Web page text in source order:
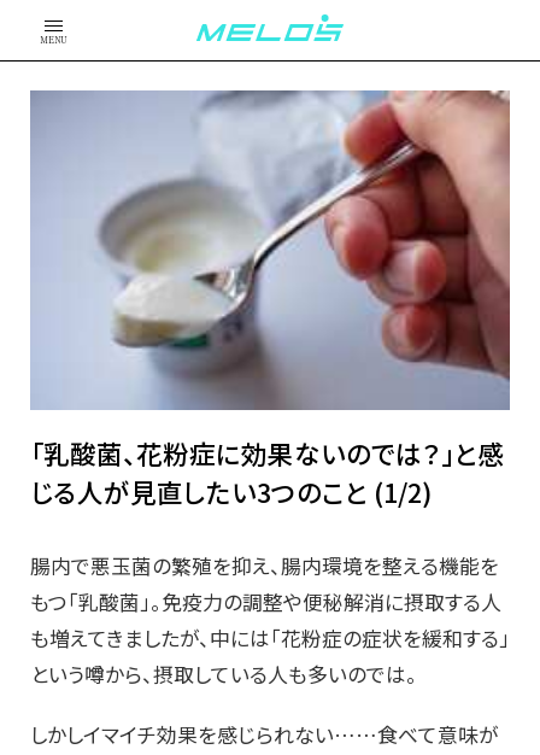
MENU
「乳酸菌、花粉症に効果ないのでは？」と感
じる人が見直したい3つのこと (1/2)
腸内で悪玉菌の繁殖を抑え、腸内環境を整える機能を
もつ「乳酸菌」。免疫力の調整や便秘解消に摂取する人
も増えてきましたが、中には「花粉症の症状を緩和する」
という噂から、摂取している人も多いのでは。
しかしイマイチ効果を感じられない……食べて意味が